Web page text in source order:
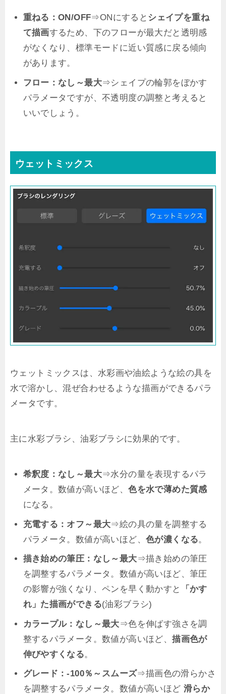
重ねる：ON/OFF⇒ONにすると シェイプを重ね
て描画するため、下のフローが最大だと透明感
がなくなり、標準モードに近い質感に戻る傾向
があります。
フロー：なし～最大⇒シェイプの輪郭をぼかす
パラメータですが、不透明度の調整と考えると
いいでしょう。
ウェットミックス
ウェットミックスは、水彩画や油絵ような絵の具を
水で溶かし、混ぜ合わせるような描画ができるパラ
メータです。
主に水彩ブラシ、油彩ブラシに効果的です。
希釈度：なし～最大⇒水分の量を表現するパラ
メータ。数値が高いほど、色を水で薄めた質感
になる。
充電する：オフ～最大⇒絵の具の量を調整する
パラメータ。数値が高いほど、 色が濃くなる。
描き始めの筆圧：なし～最大⇒描き始めの筆圧
を調整するパラメータ。数値が高いほど、筆圧
の影響が強くなり、ペンを早く動かすと
「かす
れ」た描画ができる(油彩ブラシ)
カラープル：なし～最大⇒色を伸ばす強さを調
整するパラメータ。数値が高いほど、描画色が
伸びやすくなる。
グレード：-100％～スムーズ⇒描画色の滑らかさ
を調整するパラメータ。数値が高いほど 滑らか